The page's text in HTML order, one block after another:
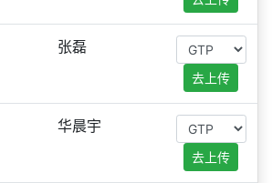
张磊
去上传
华晨宇
去上传